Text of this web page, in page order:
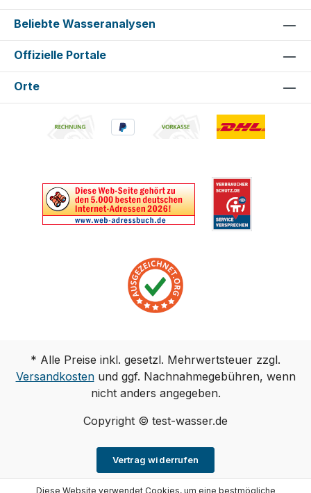
Beliebte Wasseranalysen
Offizielle Portale
Orte
* Alle Preise inkl. gesetzl. Mehrwertsteuer zzgl.
Versandkostenund ggf. Nachnahmegebühren, wenn
nicht anders angegeben.
Copyright © test-wasser.de
Diese Website verwendet Cookies, um eine bestmögliche
Vertrag widerrufen